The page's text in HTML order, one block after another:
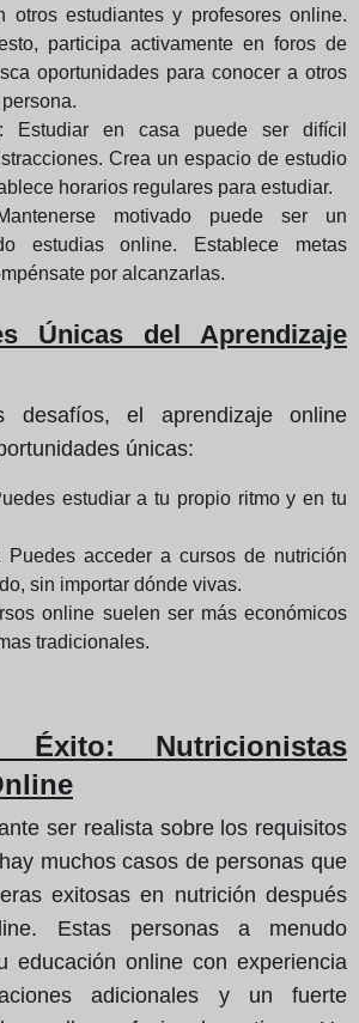
otros estudiantes y profesores online.
participa activamente en foros de
oportunidades para conocer a otros
: Estudiar en casa puede ser difícil
Crea un espacio de estudio
horarios regulares para estudiar.
motivado puede ser un
estudias online. Establece metas
por alcanzarlas.
Únicas del Aprendizaje
el aprendizaje online
únicas:
estudiar a tu propio ritmo y en tu
Puedes acceder a cursos de nutrición
sin importar dónde vivas.
online suelen ser más económicos
tradicionales.
Éxito: Nutricionistas
ser realista sobre los requisitos
muchos casos de personas que
exitosas en nutrición después
Estas personas a menudo
educación online con experiencia
adicionales y un fuerte